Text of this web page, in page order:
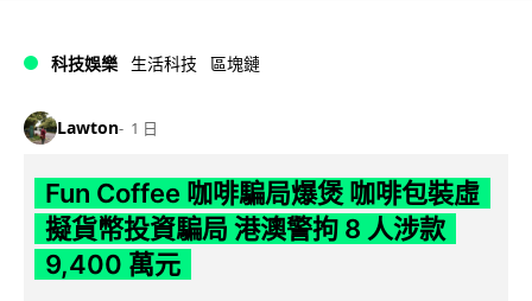
科技娛樂 生活科技 區塊鏈
Lawton 1 日
Fun Coffee 咖啡騙局爆煲 咖啡包裝虛
擬貨幣投資騙局 港澳警拘 8 人涉款
9,400 萬元